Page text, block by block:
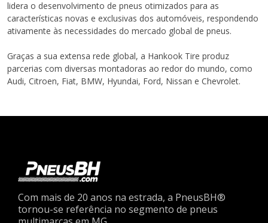
lidera o desenvolvimento de pneus otimizados para as
características novas e exclusivas dos automóveis, respondendo
ativamente às necessidades do mercado global de pneus.
Graças a sua extensa rede global, a Hankook Tire produz
parcerias com diversas montadoras ao redor do mundo, como
Audi, Citroen, Fiat, BMW, Hyundai, Ford, Nissan e Chevrolet.
Com mais de 20 anos na estrada, a PneusBH®
tornou-se referência no segmento de pneus